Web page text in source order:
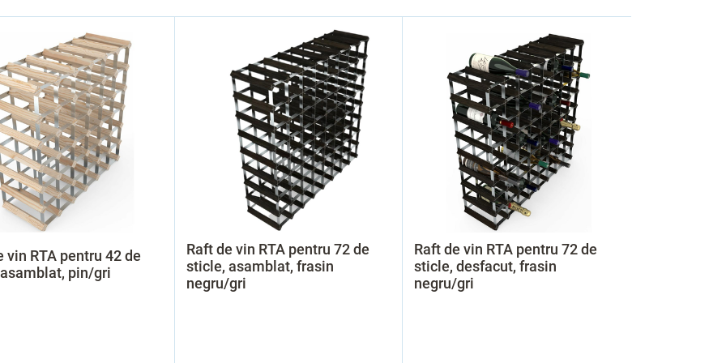
vin RTA pentru 42 de
pin/gri
Raft de vin RTA pentru 72 de
sticle, asamblat, frasin
negru/gri
Raft de vin RTA pentru 72 de
sticle, desfacut, frasin
negru/gri